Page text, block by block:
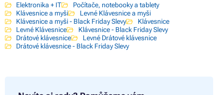
Elektronika + IT
Počítače, notebooky a tablety
Klávesnice a myši
Levné Klávesnice a myši
Klávesnice a myši - Black Friday Slevy
Klávesnice
Levné Klávesnice
Klávesnice - Black Friday Slevy
Drátové klávesnice
Levné Drátové klávesnice
Drátové klávesnice - Black Friday Slevy